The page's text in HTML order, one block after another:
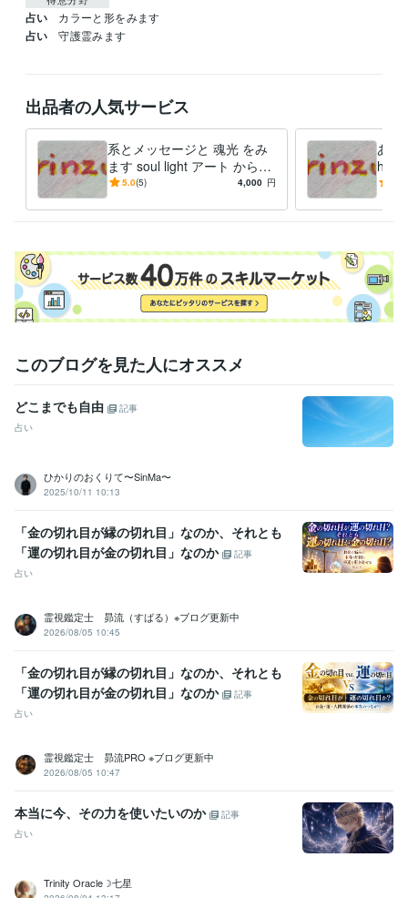
占い カラーと形をみます
占い 守護霊みます
出品者の人気サービス
系とメッセージと 魂光 をみ
ます soul light アート からも
メッセージお伝えします
5.0(5) 4,000 円
あな
ht
伝え
このブログを見た人にオススメ
どこまでも自由
記事
占い
ひかりのおくりて〜SinMa〜
2025/10/11 10:13
「金の切れ目が縁の切れ目」なのか、それとも
「運の切れ目が金の切れ目」なのか
記事
占い
霊視鑑定士 昴流（すばる）※ブログ更新中
2026/08/05 10:45
「金の切れ目が縁の切れ目」なのか、それとも
「運の切れ目が金の切れ目」なのか
記事
占い
霊視鑑定士 昴流PRO ※ブログ更新中
2026/08/05 10:47
本当に今、その力を使いたいのか
記事
占い
Trinity Oracle☽七星